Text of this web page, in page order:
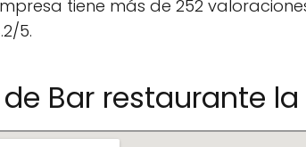
tiene más de 252
5.
Bar restaurante